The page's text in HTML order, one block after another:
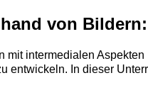
von
mit intermedialen
entwickeln. In dieser